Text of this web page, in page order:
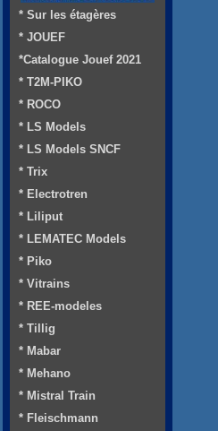
* Sur les étagères
* JOUEF
*Catalogue Jouef 2021
* T2M-PIKO
* ROCO
* LS Models
* LS Models SNCF
* Trix
* Electrotren
* Liliput
* LEMATEC Models
* Piko
* Vitrains
* REE-modeles
* Tillig
* Mabar
* Mehano
* Mistral Train
* Fleischmann